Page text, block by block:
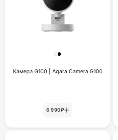
Камера G100 | Aqara Camera G100
6 990₽